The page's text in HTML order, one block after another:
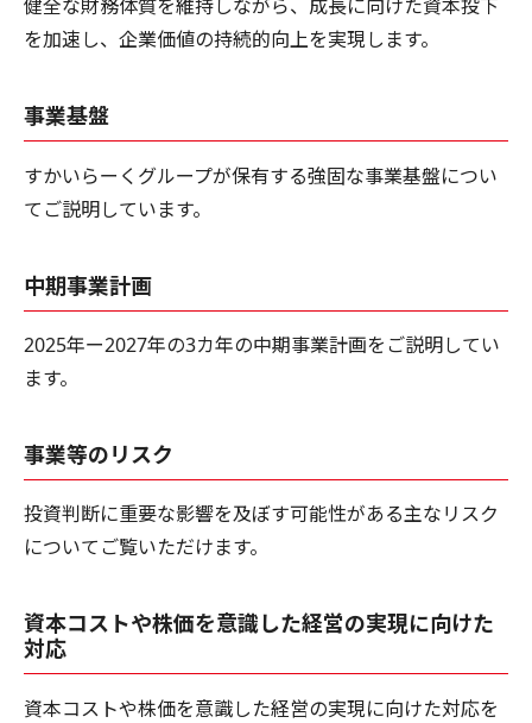
健全な財務体質を維持しながら、成長に向けた資本投下
を加速し、企業価値の持続的向上を実現します。
事業基盤
すかいらーくグループが保有する強固な事業基盤につい
てご説明しています。
中期事業計画
2025年ー2027年の3カ年の中期事業計画をご説明してい
ます。
事業等のリスク
投資判断に重要な影響を及ぼす可能性がある主なリスク
についてご覧いただけます。
資本コストや株価を意識した経営の実現に向けた
対応
資本コストや株価を意識した経営の実現に向けた対応を